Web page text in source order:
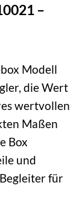
–
Modell
die Wert
wertvollen
Maßen
Box
und
für